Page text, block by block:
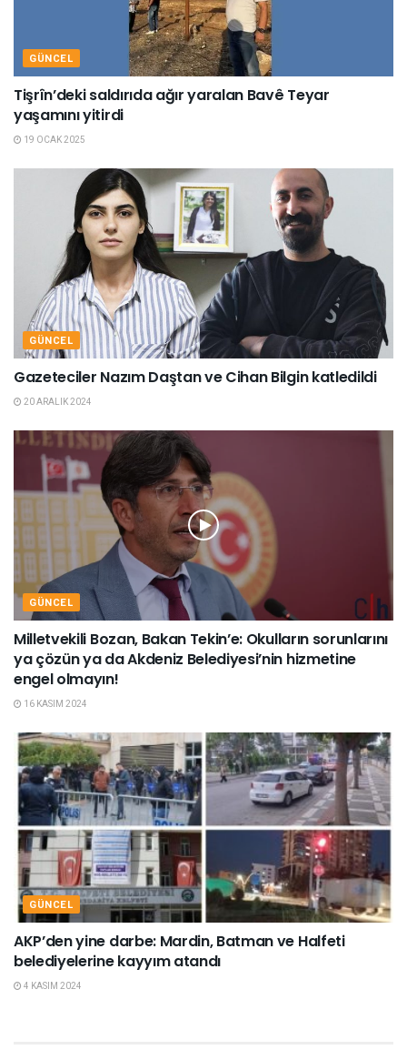
GÜNCEL
Tişrîn’deki saldırıda ağır yaralan Bavê Teyar
yaşamını yitirdi
19 OCAK 2025
GÜNCEL
Gazeteciler Nazım Daştan ve Cihan Bilgin katledildi
20 ARALIK 2024
GÜNCEL
Milletvekili Bozan, Bakan Tekin’e: Okulların sorunlarını
ya çözün ya da Akdeniz Belediyesi’nin hizmetine
engel olmayın!
16 KASIM 2024
GÜNCEL
AKP’den yine darbe: Mardin, Batman ve Halfeti
belediyelerine kayyım atandı
4 KASIM 2024